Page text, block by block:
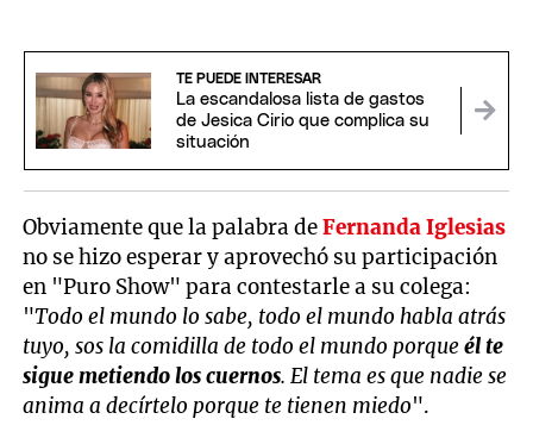
TE PUEDE INTERESAR
La escandalosa lista de gastos
de Jesica Cirio que complica su
situación
Obviamente que la palabra deFernanda Iglesias
no se hizo esperar y aprovechó su participación
en "Puro Show" para contestarle a su colega:
"Todo el mundo lo sabe, todo el mundo habla atrás
tuyo, sos la comidilla de todo el mundo porqueél te
sigue metiendo los cuernos. El tema es que nadie se
anima a decírtelo porque te tienen miedo".